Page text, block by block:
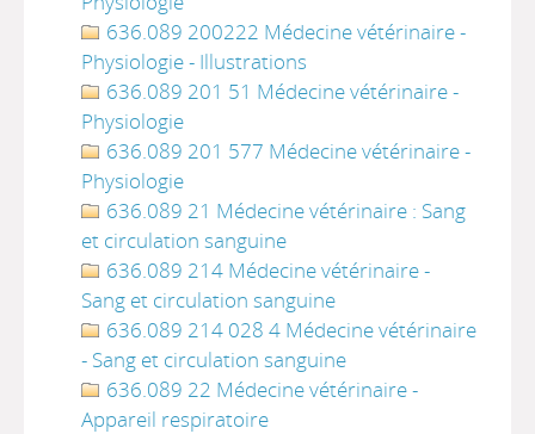
636.089 200222 Médecine vétérinaire -
Physiologie - Illustrations
636.089 201 51 Médecine vétérinaire -
Physiologie
636.089 201 577 Médecine vétérinaire -
Physiologie
636.089 21 Médecine vétérinaire : Sang
et circulation sanguine
636.089 214 Médecine vétérinaire -
Sang et circulation sanguine
636.089 214 028 4 Médecine vétérinaire
- Sang et circulation sanguine
636.089 22 Médecine vétérinaire -
Appareil respiratoire